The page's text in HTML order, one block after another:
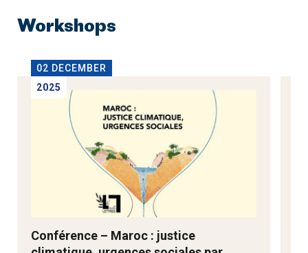
Workshops
02 DECEMBER
2025
Conférence – Maroc : justice